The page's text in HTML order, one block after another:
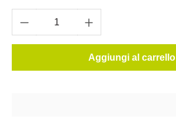
Aggiungi al carrello